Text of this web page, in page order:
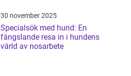
30 november 2025
Specialsök med hund: En
fängslande resa in i hundens
värld av nosarbete